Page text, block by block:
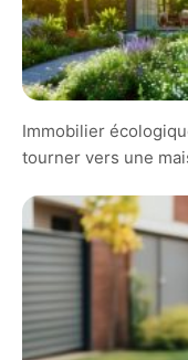
Immobilier
tourner vers une